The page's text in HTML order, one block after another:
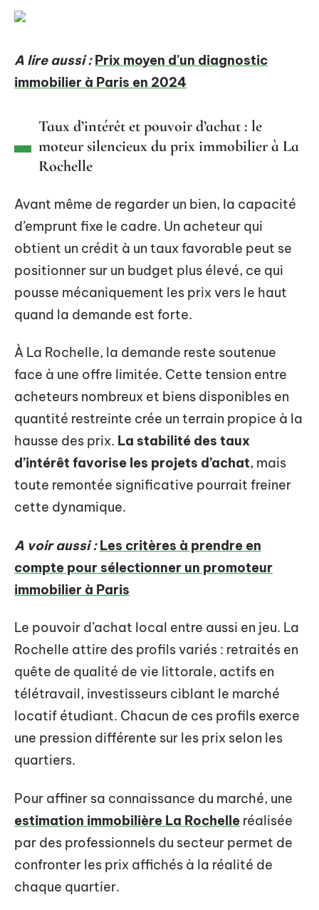
A lire aussi : Prix moyen d'un diagnostic
immobilier à Paris en 2024
Taux d’intérêt et pouvoir d’achat : le
moteur silencieux du prix immobilier à La
Rochelle
Avant même de regarder un bien, la capacité
d’emprunt fixe le cadre. Un acheteur qui
obtient un crédit à un taux favorable peut se
positionner sur un budget plus élevé, ce qui
pousse mécaniquement les prix vers le haut
quand la demande est forte.
À La Rochelle, la demande reste soutenue
face à une offre limitée. Cette tension entre
acheteurs nombreux et biens disponibles en
quantité restreinte crée un terrain propice à la
hausse des prix. La stabilité des taux
d’intérêt favorise les projets d’achat, mais
toute remontée significative pourrait freiner
cette dynamique.
A voir aussi : Les critères à prendre en
compte pour sélectionner un promoteur
immobilier à Paris
Le pouvoir d’achat local entre aussi en jeu. La
Rochelle attire des profils variés : retraités en
quête de qualité de vie littorale, actifs en
télétravail, investisseurs ciblant le marché
locatif étudiant. Chacun de ces profils exerce
une pression différente sur les prix selon les
quartiers.
Pour affiner sa connaissance du marché, une
estimation immobilière La Rochelle réalisée
par des professionnels du secteur permet de
confronter les prix affichés à la réalité de
chaque quartier.